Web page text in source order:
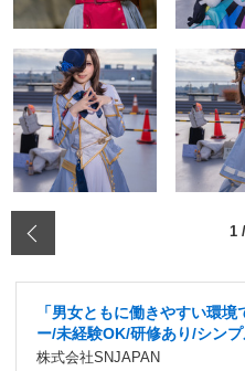
1/
「男女ともに働きやすい環
ー/未経験OK/研修あり/シン
株式会社SNJAPAN